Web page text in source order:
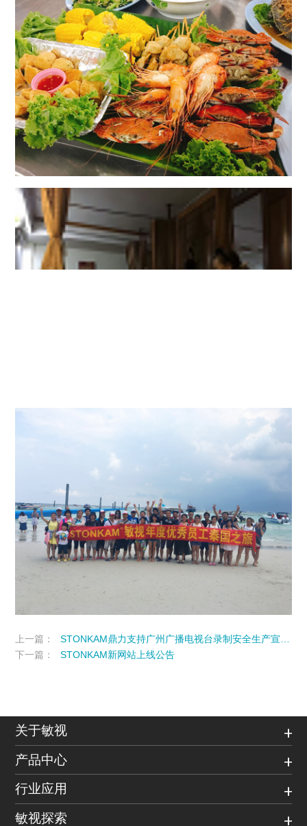
上一篇：
STONKAM鼎力支持广州广播电视台录制安全生产宣传片
下一篇：
STONKAM新网站上线公告
关于敏视
产品中心
行业应用
敏视探索